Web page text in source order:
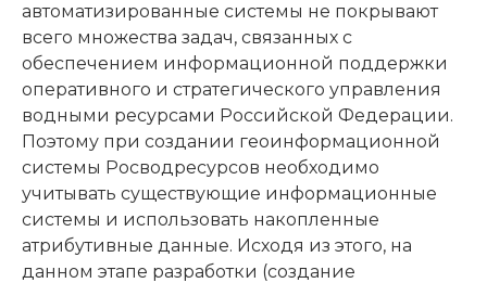
автоматизированные системы не покрывают
всего множества задач, связанных с
обеспечением информационной поддержки
оперативного и стратегического управления
водными ресурсами Российской Федерации.
Поэтому при создании геоинформационной
системы Росводресурсов необходимо
учитывать существующие информационные
системы и использовать накопленные
атрибутивные данные. Исходя из этого, на
данном этапе разработки (создание